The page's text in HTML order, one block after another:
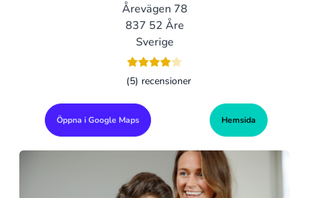
Årevägen 78
837 52 Åre
Sverige
(5) recensioner
Öppna i Google Maps Hemsida
Alla Gym I Sverige Sveriges Ledande Gymkedjor